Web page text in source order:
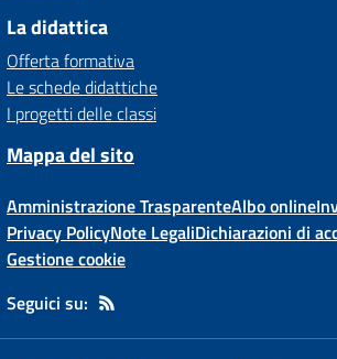
La didattica
Offerta formativa
Le schede didattiche
I progetti delle classi
Mappa del sito
Amministrazione TrasparenteAlbo online
Privacy PolicyNote LegaliDichiarazioni di
Gestione cookie
Seguici su: